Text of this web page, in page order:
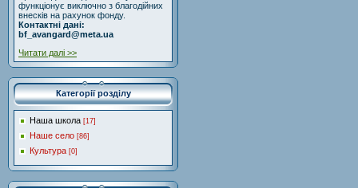
функціонує виключно з благодійних
внесків на рахунок фонду.
Контактні дані:
bf_avangard@meta.ua
Читати далі >>
Категорії розділу
Наша школа [17]
Наше село [86]
Культура [0]